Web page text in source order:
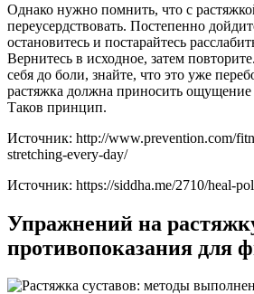
Однако нужно помнить, что с
переусердствовать. Постепенно
остановитесь и постарайтесь
Вернитесь в исходное, затем
себя до боли, знайте, что это уже
растяжка должна приносить
Таков принцип.
Источник: http://www.prevention.com/
stretching-every-day/
Источник: https://siddha.me/2710/heal-
Упражнений на
противопоказания для